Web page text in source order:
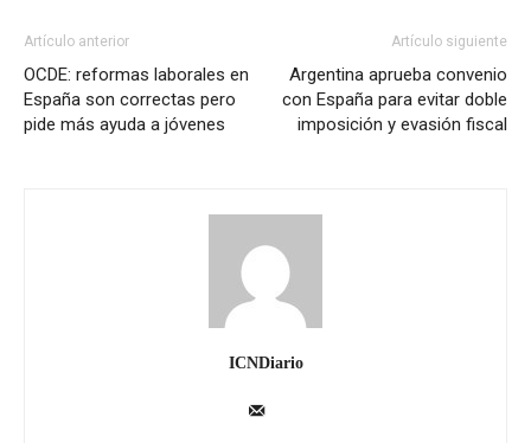
Artículo anterior
OCDE: reformas laborales en
España son correctas pero
pide más ayuda a jóvenes
Artículo siguiente
Argentina aprueba convenio
con España para evitar doble
imposición y evasión fiscal
ICNDiario